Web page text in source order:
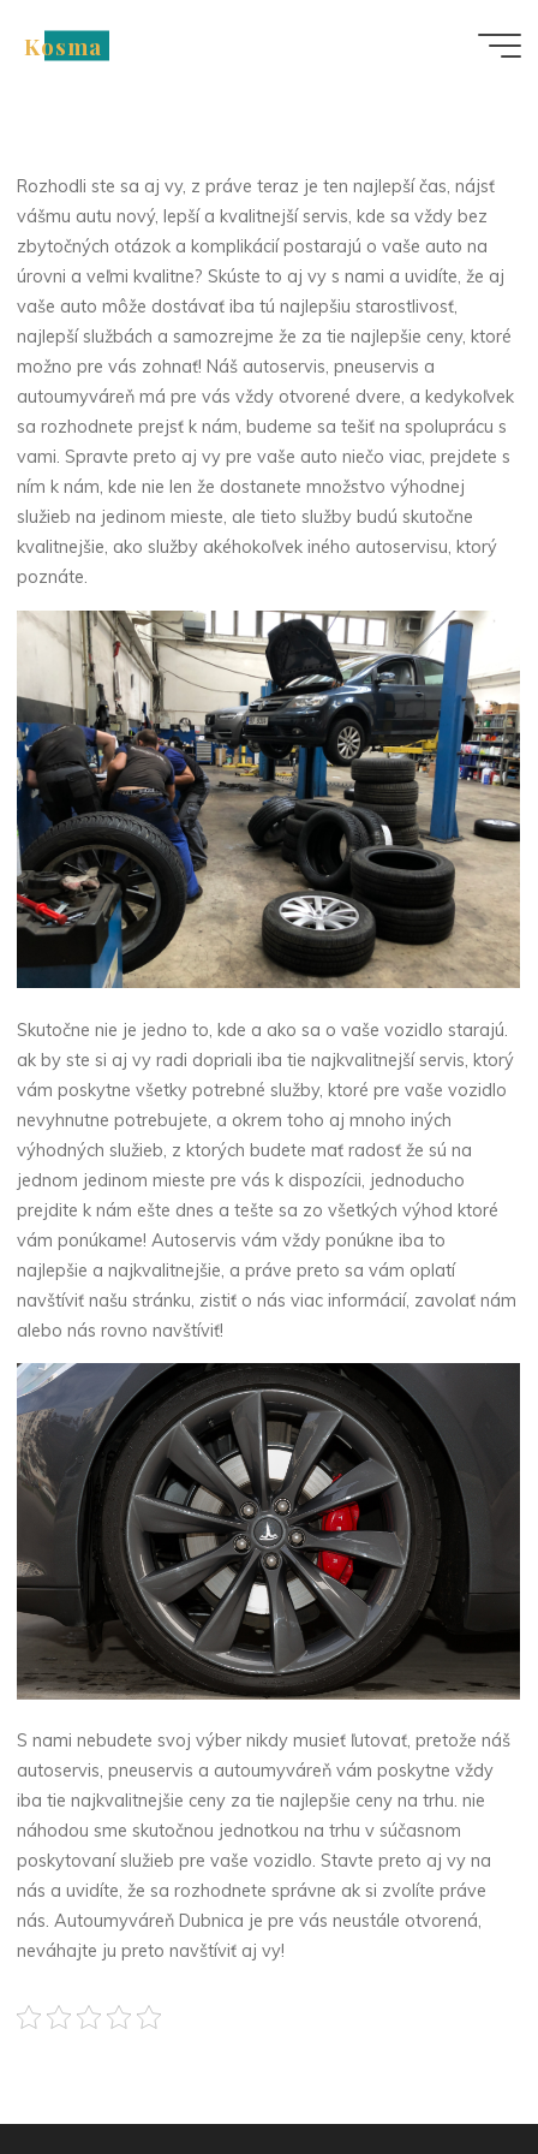
Kosma
Rozhodli ste sa aj vy, z práve teraz je ten najlepší čas, nájsť
vášmu autu nový, lepší a kvalitnejší servis, kde sa vždy bez
zbytočných otázok a komplikácií postarajú o vaše auto na
úrovni a veľmi kvalitne? Skúste to aj vy s nami a uvidíte, že aj
vaše auto môže dostávať iba tú najlepšiu starostlivosť,
najlepší službách a samozrejme že za tie najlepšie ceny, ktoré
možno pre vás zohnať! Náš autoservis, pneuservis a
autoumyváreň má pre vás vždy otvorené dvere, a kedykoľvek
sa rozhodnete prejsť k nám, budeme sa tešiť na spoluprácu s
vami. Spravte preto aj vy pre vaše auto niečo viac, prejdete s
ním k nám, kde nie len že dostanete množstvo výhodnej
služieb na jedinom mieste, ale tieto služby budú skutočne
kvalitnejšie, ako služby akéhokoľvek iného autoservisu, ktorý
poznáte.
Skutočne nie je jedno to, kde a ako sa o vaše vozidlo starajú.
ak by ste si aj vy radi dopriali iba tie najkvalitnejší servis, ktorý
vám poskytne všetky potrebné služby, ktoré pre vaše vozidlo
nevyhnutne potrebujete, a okrem toho aj mnoho iných
výhodných služieb, z ktorých budete mať radosť že sú na
jednom jedinom mieste pre vás k dispozícii, jednoducho
prejdite k nám ešte dnes a tešte sa zo všetkých výhod ktoré
vám ponúkame! Autoservis vám vždy ponúkne iba to
najlepšie a najkvalitnejšie, a práve preto sa vám oplatí
navštíviť našu stránku, zistiť o nás viac informácií, zavolať nám
alebo nás rovno navštíviť!
S nami nebudete svoj výber nikdy musieť ľutovať, pretože náš
autoservis, pneuservis a autoumyváreň vám poskytne vždy
iba tie najkvalitnejšie ceny za tie najlepšie ceny na trhu. nie
náhodou sme skutočnou jednotkou na trhu v súčasnom
poskytovaní služieb pre vaše vozidlo. Stavte preto aj vy na
nás a uvidíte, že sa rozhodnete správne ak si zvolíte práve
nás.Autoumyváreň Dubnica je pre vás neustále otvorená,
neváhajte ju preto navštíviť aj vy!